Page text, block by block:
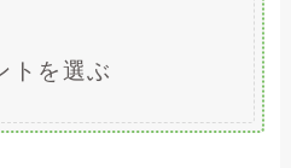
トを選ぶ